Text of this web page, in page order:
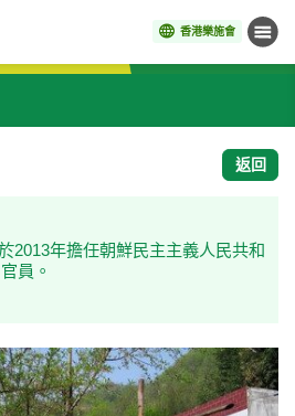
香港樂施會 目錄
返回
2013年擔任朝鮮民主主義人民共和
員。